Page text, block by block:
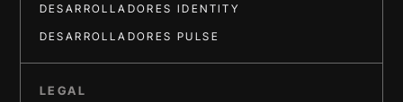
DESARROLLADORES IDENTITY
DESARROLLADORES PULSE
LEGAL